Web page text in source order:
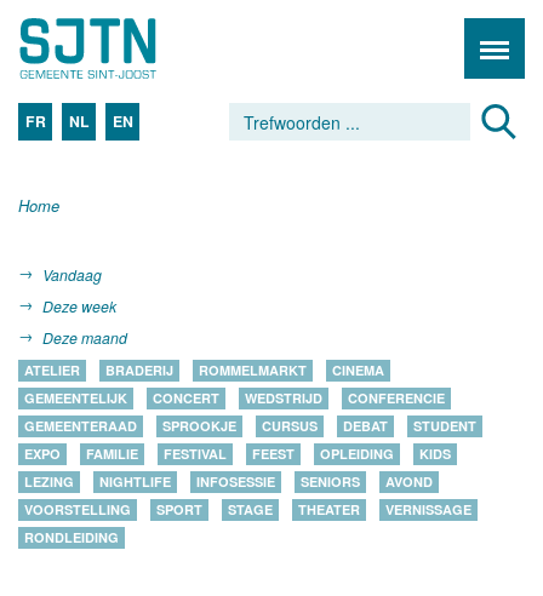
FR NL EN
Home
Vandaag
Deze week
Deze maand
ATELIER BRADERIJ ROMMELMARKT
CINEMA
GEMEENTELIJK
CONCERT WEDSTRIJD
CONFERENCIE
GEMEENTERAAD
SPROOKJE CURSUS DEBAT
STUDENT
EXPO
FAMILIE FESTIVAL FEEST OPLEIDING
KIDS
LEZING
NIGHTLIFE INFOSESSIE SENIORS
AVOND
VOORSTELLING
SPORT STAGE THEATER
VERNISSAGE
RONDLEIDING